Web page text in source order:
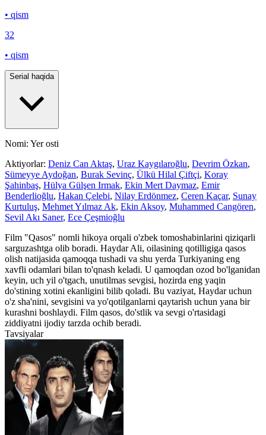
• qism
32
• qism
Serial haqida
Nomi: Yer osti
Aktiyorlar: Deniz Can Aktaş, Uraz Kaygılaroğlu, Devrim Özkan,
Sümeyye Aydoğan, Burak Sevinç, Ülkü Hilal Çiftçi, Koray
Şahinbaş, Hülya Gülşen Irmak, Ekin Mert Daymaz, Emir
Benderlioğlu, Hakan Çelebi, Nilay Erdönmez, Ceren Kaçar, Sunay
Kurtuluş, Mehmet Yılmaz Ak, Ekin Aksoy, Muhammed Cangören,
Sevil Akı Saner, Ece Çeşmioğlu
Film "Qasos" nomli hikoya orqali o'zbek tomoshabinlarini qiziqarli
sarguzashtga olib boradi. Haydar Ali, oilasining qotilligiga qasos
olish natijasida qamoqqa tushadi va shu yerda Turkiyaning eng
xavfli odamlari bilan to'qnash keladi. U qamoqdan ozod bo'lganidan
keyin, uch yil o'tgach, unutilmas sevgisi, hozirda eng yaqin
do'stining xotini ekanligini bilib qoladi. Bu vaziyat, Haydar uchun
o'z sha'nini, sevgisini va yo'qotilganlarni qaytarish uchun yana bir
kurashni boshlaydi. Film qasos, do'stlik va sevgi o'rtasidagi
ziddiyatni ijodiy tarzda ochib beradi.
Tavsiyalar